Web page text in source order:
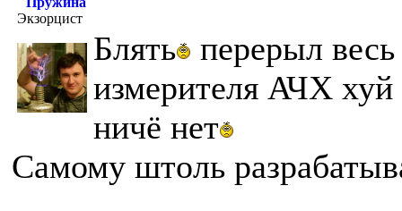
Экзорцист
Блять
перерыл
измерителя АЧХ
ничё нет
Самому штоль